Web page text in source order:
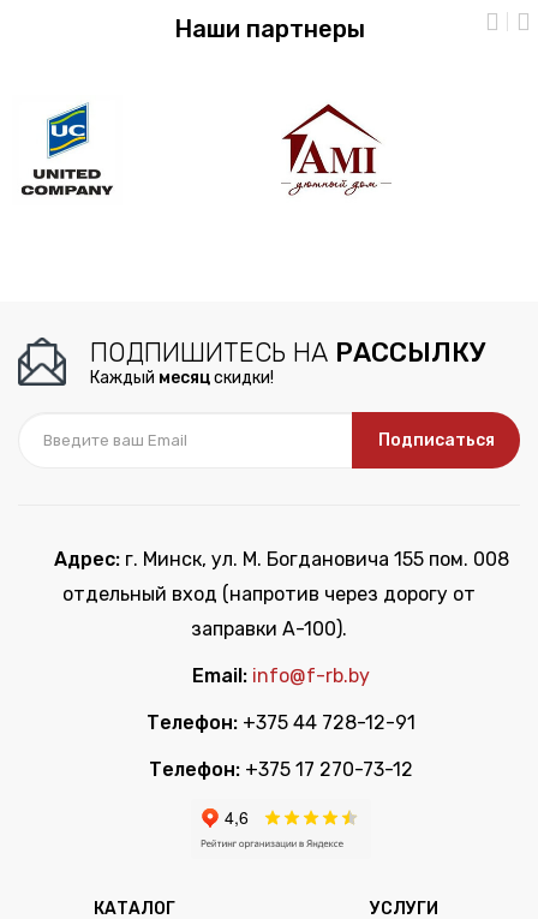
Наши партнеры
ПОДПИШИТЕСЬ НА РАССЫЛКУ
Каждый месяцскидки!
Подписаться
Адрес:г. Минск, ул. М. Богдановича 155 пом. 008
отдельный вход (напротив через дорогу от
заправки А-100).
Email: info@f-rb.by
Телефон: +375 44 728-12-91
Телефон: +375 17 270-73-12
КАТАЛОГ УСЛУГИ